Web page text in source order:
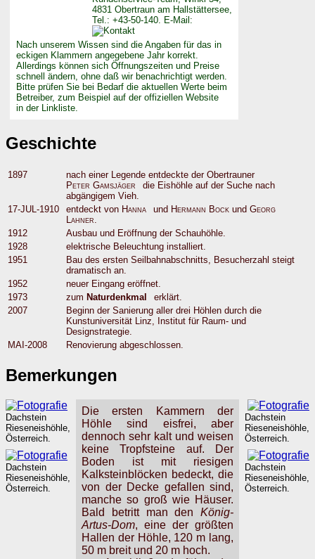
4831 Obertraun am Hallstättersee,
Tel.: +43-50-140. E-Mail:
Nach unserem Wissen sind die Angaben für das in
eckigen Klammern angegebene Jahr korrekt.
Allerdings können sich Öffnungszeiten und Preise
schnell ändern, ohne daß wir benachrichtigt werden.
Bitte prüfen Sie bei Bedarf die aktuellen Werte beim
Betreiber, zum Beispiel auf der offiziellen Website
in der Linkliste.
Geschichte
1897
nach einer Legende entdeckte der Obertrauner
Peter Gamsjäger
die Eishöhle auf der Suche nach
abgängigem Vieh.
17-JUL-1910
entdeckt von Hanna und Hermann Bock undGeorg
Lahner
1912
Ausbau und Eröffnung der Schauhöhle.
1928
elektrische Beleuchtung installiert.
1951
Bau des ersten Seilbahnabschnitts, Besucherzahl steigt
dramatisch an.
1952
neuer Eingang eröffnet.
1973
zum Naturdenkmal
erklärt.
2007
Beginn der Sanierung aller drei Höhlen durch die
Kunstuniversität Linz, Institut für Raum- und
Designstrategie.
MAI-2008
Renovierung abgeschlossen.
Bemerkungen
Dachstein
Rieseneishöhle,
Österreich.
Dachstein
Rieseneishöhle,
Österreich.
Dachstein
Rieseneishöhle,
Österreich.
Dachstein
Rieseneishöhle,
Österreich.
Die ersten Kammern der
Höhle sind eisfrei, aber
dennoch sehr kalt und weisen
keine Tropfsteine auf. Der
Boden ist mit riesigen
Kalksteinblöcken bedeckt, die
von der Decke gefallen sind,
manche so groß wie Häuser.
Bald betritt man den König-
Artus-Dom, eine der größten
Hallen der Höhle, 120 m lang,
50 m breit und 20 m hoch.